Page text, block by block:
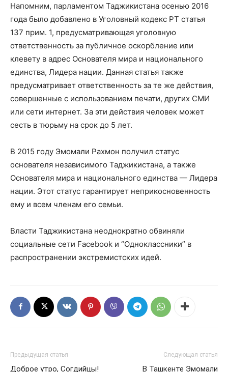
Напомним, парламентом Таджикистана осенью 2016
года было добавлено в Уголовный кодекс РТ статья
137 прим. 1, предусматривающая уголовную
ответственность за публичное оскорбление или
клевету в адрес Основателя мира и национального
единства, Лидера нации. Данная статья также
предусматривает ответственность за те же действия,
совершенные с использованием печати, других СМИ
или сети интернет. За эти действия человек может
сесть в тюрьму на срок до 5 лет.
В 2015 году Эмомали Рахмон получил статус
основателя независимого Таджикистана, а также
Основателя мира и национального единства — Лидера
нации. Этот статус гарантирует неприкосновенность
ему и всем членам его семьи.
Власти Таджикистана неоднократно обвиняли
социальные сети Facebook и “Одноклассники” в
распространении экстремистских идей.
Предыдущая статья
Доброе утро, Согдийцы!
Следующая статья
В Ташкенте Эмомали